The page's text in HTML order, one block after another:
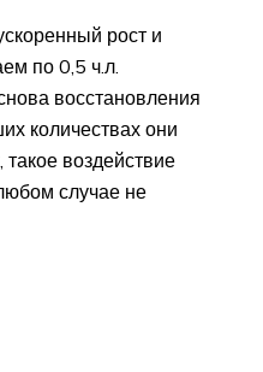
рост и
по 0,5 ч.л.
восстановления
количествах они
такое воздействие
случае не